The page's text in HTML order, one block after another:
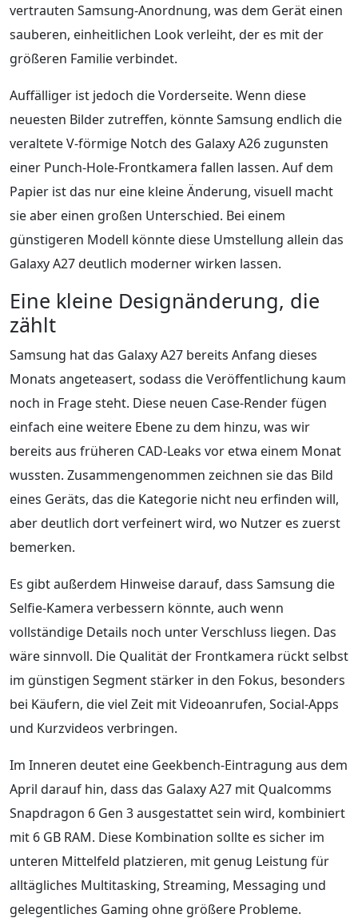
vertrauten Samsung-Anordnung, was dem Gerät einen
sauberen, einheitlichen Look verleiht, der es mit der
größeren Familie verbindet.
Auffälliger ist jedoch die Vorderseite. Wenn diese
neuesten Bilder zutreffen, könnte Samsung endlich die
veraltete V-förmige Notch des Galaxy A26 zugunsten
einer Punch-Hole-Frontkamera fallen lassen. Auf dem
Papier ist das nur eine kleine Änderung, visuell macht
sie aber einen großen Unterschied. Bei einem
günstigeren Modell könnte diese Umstellung allein das
Galaxy A27 deutlich moderner wirken lassen.
Eine kleine Designänderung, die
zählt
Samsung hat das Galaxy A27 bereits Anfang dieses
Monats angeteasert, sodass die Veröffentlichung kaum
noch in Frage steht. Diese neuen Case-Render fügen
einfach eine weitere Ebene zu dem hinzu, was wir
bereits aus früheren CAD-Leaks vor etwa einem Monat
wussten. Zusammengenommen zeichnen sie das Bild
eines Geräts, das die Kategorie nicht neu erfinden will,
aber deutlich dort verfeinert wird, wo Nutzer es zuerst
bemerken.
Es gibt außerdem Hinweise darauf, dass Samsung die
Selfie-Kamera verbessern könnte, auch wenn
vollständige Details noch unter Verschluss liegen. Das
wäre sinnvoll. Die Qualität der Frontkamera rückt selbst
im günstigen Segment stärker in den Fokus, besonders
bei Käufern, die viel Zeit mit Videoanrufen, Social-Apps
und Kurzvideos verbringen.
Im Inneren deutet eine Geekbench-Eintragung aus dem
April darauf hin, dass das Galaxy A27 mit Qualcomms
Snapdragon 6 Gen 3 ausgestattet sein wird, kombiniert
mit 6 GB RAM. Diese Kombination sollte es sicher im
unteren Mittelfeld platzieren, mit genug Leistung für
alltägliches Multitasking, Streaming, Messaging und
gelegentliches Gaming ohne größere Probleme.